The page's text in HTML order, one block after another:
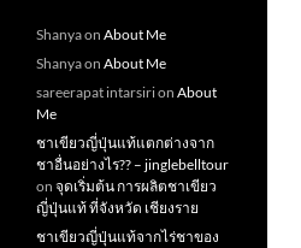
Shanyaon About Me
Shanyaon About Me
sareerapat intarsirion About
Me
ชาเขียวญี่ปุ่นแท้แตกต่างจาก
ชาอื่นอย่างไร?? – jinglebelltour
on จุดเริ่มต้น การผลิตชาเขียว
ญี่ปุ่นแท้ ที่จังหวัด เชียงราย
ชาเขียวญี่ปุ่นแท้จากไร่ชาของ